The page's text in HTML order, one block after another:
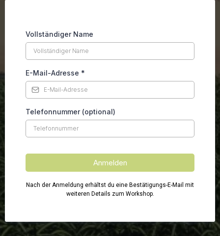
Vollständiger Name
E-Mail-Adresse *
Telefonnummer (optional)
Anmelden
Nach der Anmeldung erhältst du eine Bestätigungs-E-Mail mit
weiteren Details zum Workshop.